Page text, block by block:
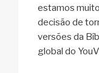
estamos
decisão de
versões da
global do